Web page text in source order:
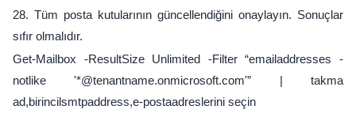
28. Tüm posta kutularının güncellendiğini onaylayın. Sonuçlar
sıfır olmalıdır.
Get-Mailbox -ResultSize Unlimited -Filter “emailaddresses -
notlike '*@tenantname.onmicrosoft.com'” | takma
ad,birincilsmtpaddress,e-postaadreslerini seçin